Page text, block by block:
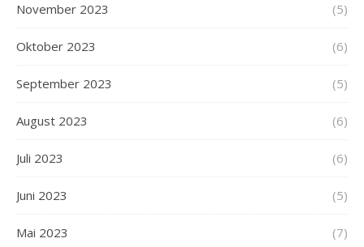
November 2023 (5)
Oktober 2023 (6)
September 2023 (5)
August 2023 (6)
Juli 2023 (6)
Juni 2023 (5)
Mai 2023 (7)